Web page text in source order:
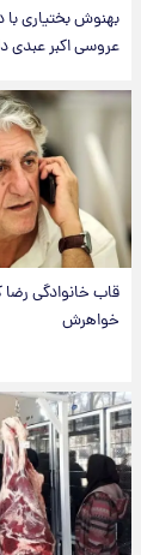
بهنوش بختیاری
عروسی اکبر عبدی
قاب خانوادگی رضا
خواهرش